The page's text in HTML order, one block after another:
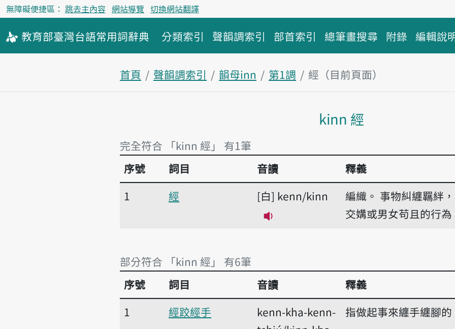
無障礙便捷區： 跳去主內容 網站導覽 切換網站翻譯
教育部臺灣台語常用詞辭典 分類索引 聲韻調索引 部首索引 總筆畫搜尋 附錄 編輯說
首頁 聲韻調索引 韻母inn 第1調
經（目前頁面）
kinn 經
完全符合 「kinn 經」 有1筆
完全符合 「kinn 經」 有1筆
序號 詞目 音讀
釋義
1
經 白 kenn/kinn
播放音讀kenn/kinn
編織。 事物糾纏羈絆
交媾或男女苟且的行為
部分符合 「kinn 經」 有6筆
部分符合 「kinn 經」 有6筆
序號 詞目 音讀
釋義
1
經跤經手
kenn-kha-kenn-
指做起事來纏手纏腳的